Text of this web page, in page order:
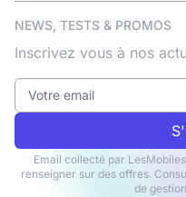
NEWS, TESTS & PROMOS
Inscrivez vous à nos
Email collecté par
renseigner sur des offres.
de